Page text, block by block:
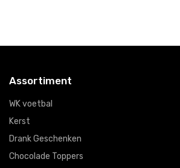
Assortiment
WK voetbal
Kerst
Drank Geschenken
Chocolade Toppers